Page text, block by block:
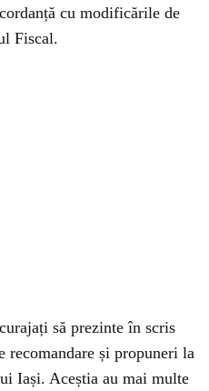
cu modificările de
Fiscal.
să prezinte în scris
recomandare și propuneri la
Iași. Aceștia au mai multe